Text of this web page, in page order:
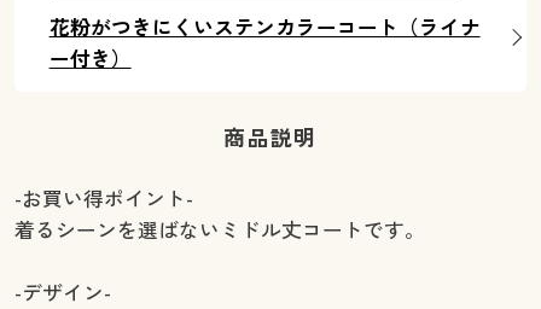
花粉がつきにくいステンカラーコート（ライナ
ー付き）
商品説明
-お買い得ポイント-
着るシーンを選ばないミドル丈コートです。
-デザイン-